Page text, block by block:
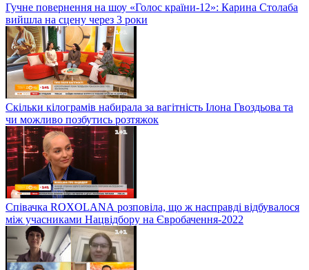
Гучне повернення на шоу «Голос країни-12»: Карина Столаба
вийшла на сцену через 3 роки
Скільки кілограмів набирала за вагітність Ілона Гвоздьова та
чи можливо позбутись розтяжок
Співачка ROXOLANА розповіла, що ж насправді відбувалося
між учасниками Нацвідбору на Євробачення-2022